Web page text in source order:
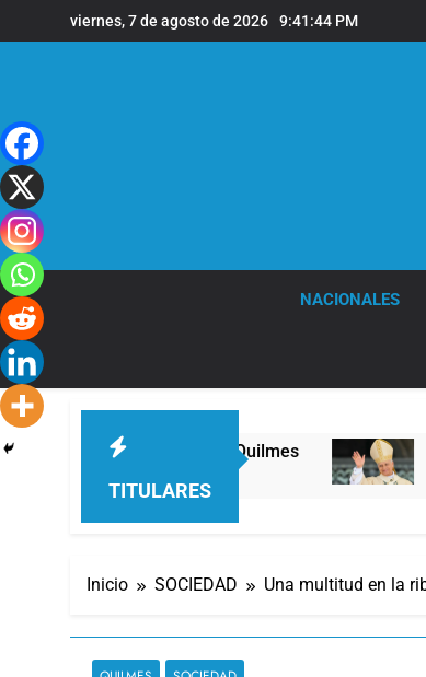
al
viernes, 7 de agosto de 2026 9:41:44 PM
NACIONALES
TITULARES
nivel en la sede de Quilmes La
4
Inicio SOCIEDAD Una multitud en la